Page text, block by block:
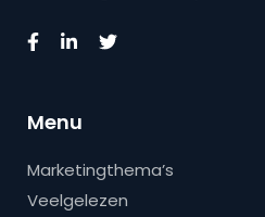
Menu
Marketingthema’s
Veelgelezen